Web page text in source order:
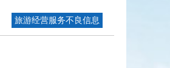
旅游经营服务不良信息